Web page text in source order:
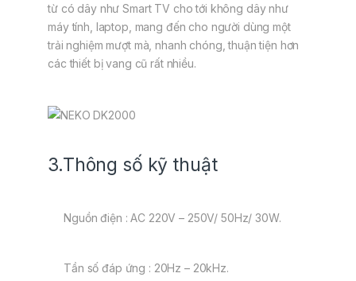
từ có dây như Smart TV cho tới không dây như
máy tính, laptop, mang đến cho người dùng một
trải nghiệm mượt mà, nhanh chóng, thuận tiện hơn
các thiết bị vang cũ rất nhiều.
3.Thông số kỹ thuật
Nguồn điện : AC 220V – 250V/ 50Hz/ 30W.
Tần số đáp ứng : 20Hz – 20kHz.